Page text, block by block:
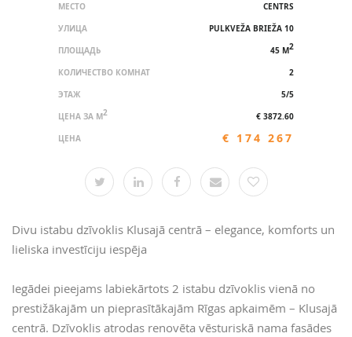
МЕСТО
CENTRS
УЛИЦА
PULKVEŽA BRIEŽA 10
ПЛОЩАДЬ
45 M2
КОЛИЧЕСТВО КОМНАТ
2
ЭТАЖ
5/5
ЦЕНА ЗА M2
€ 3872.60
ЦЕНА
€ 174 267
Divu istabu dzīvoklis Klusajā centrā – elegance, komforts un
lieliska investīciju iespēja
Iegādei pieejams labiekārtots 2 istabu dzīvoklis vienā no
prestižākajām un pieprasītākajām Rīgas apkaimēm – Klusajā
centrā. Dzīvoklis atrodas renovēta vēsturiskā nama fasādes